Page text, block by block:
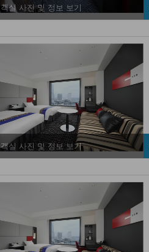
객실 사진 및 정보 보기
객실 사진 및 정보 보기